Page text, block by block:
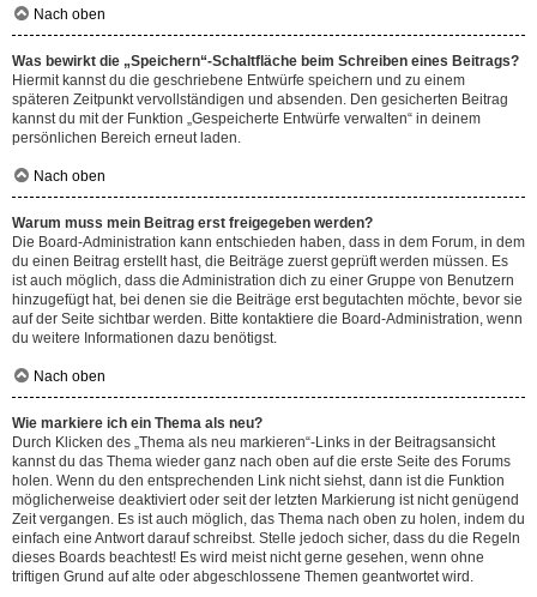
Nach oben
Was bewirkt die „Speichern“-Schaltfläche beim Schreiben eines Beitrags?
Hiermit kannst du die geschriebene Entwürfe speichern und zu einem
späteren Zeitpunkt vervollständigen und absenden. Den gesicherten Beitrag
kannst du mit der Funktion „Gespeicherte Entwürfe verwalten“ in deinem
persönlichen Bereich erneut laden.
Nach oben
Warum muss mein Beitrag erst freigegeben werden?
Die Board-Administration kann entschieden haben, dass in dem Forum, in dem
du einen Beitrag erstellt hast, die Beiträge zuerst geprüft werden müssen. Es
ist auch möglich, dass die Administration dich zu einer Gruppe von Benutzern
hinzugefügt hat, bei denen sie die Beiträge erst begutachten möchte, bevor sie
auf der Seite sichtbar werden. Bitte kontaktiere die Board-Administration, wenn
du weitere Informationen dazu benötigst.
Nach oben
Wie markiere ich ein Thema als neu?
Durch Klicken des „Thema als neu markieren“-Links in der Beitragsansicht
kannst du das Thema wieder ganz nach oben auf die erste Seite des Forums
holen. Wenn du den entsprechenden Link nicht siehst, dann ist die Funktion
möglicherweise deaktiviert oder seit der letzten Markierung ist nicht genügend
Zeit vergangen. Es ist auch möglich, das Thema nach oben zu holen, indem du
einfach eine Antwort darauf schreibst. Stelle jedoch sicher, dass du die Regeln
dieses Boards beachtest! Es wird meist nicht gerne gesehen, wenn ohne
triftigen Grund auf alte oder abgeschlossene Themen geantwortet wird.